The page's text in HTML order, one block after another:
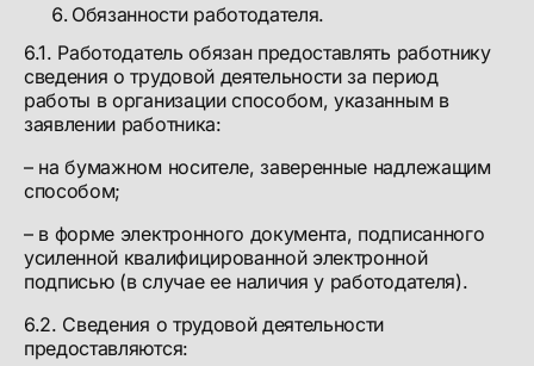
Обязанности работодателя.
6.1. Работодатель обязан предоставлять работнику
сведения о трудовой деятельности за период
работы в организации способом, указанным в
заявлении работника:
– на бумажном носителе, заверенные надлежащим
способом;
– в форме электронного документа, подписанного
усиленной квалифицированной электронной
подписью (в случае ее наличия у работодателя).
6.2. Сведения о трудовой деятельности
предоставляются: